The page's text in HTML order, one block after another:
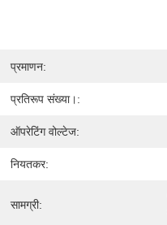
प्रमाणन:
प्रतिरूप संख्या।:
ऑपरेटिंग वोल्टेज:
नियतकर:
सामग्री: